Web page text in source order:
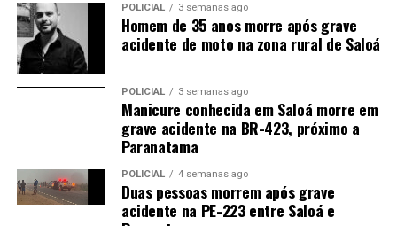
POLICIAL 3 semanas ago
Homem de 35 anos morre após grave
acidente de moto na zona rural de Saloá
POLICIAL 3 semanas ago
Manicure conhecida em Saloá morre em
grave acidente na BR-423, próximo a
Paranatama
POLICIAL 4 semanas ago
Duas pessoas morrem após grave
acidente na PE-223 entre Saloá e